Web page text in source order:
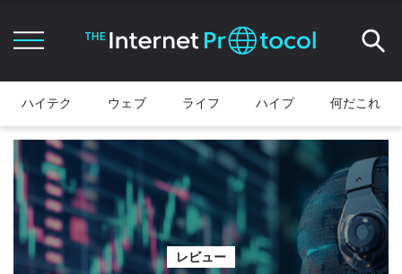
ハイテク ウェブ ライフ ハイプ 何だこれ
レビュー